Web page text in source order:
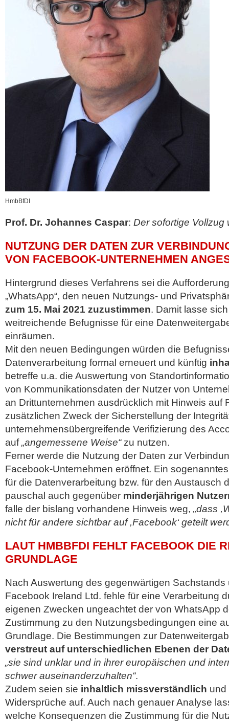
HmbBfDI
Prof. Dr. Johannes Caspar: Der sofortige Vollzug
NUTZUNG DER DATEN ZUR
VON FACEBOOK-UNTERNEHMEN
Hintergrund dieses Verfahrens sei die
„WhatsApp“, den neuen Nutzungs- und
zum 15. Mai 2021 zuzustimmen. Damit lasse
weitreichende Befugnisse für eine
einräumen.
Mit den neuen Bedingungen würden die
Datenverarbeitung formal erneuert und künftig
betreffe u.a. die Auswertung von
von Kommunikationsdaten der Nutzer von
an Drittunternehmen ausdrücklich mit Hinweis auf
zusätzlichen Zweck der Sicherstellung der
unternehmensübergreifende Verifizierung des
auf„angemessene Weise“zu nutzen.
Ferner werde die Nutzung der Daten zur
Facebook-Unternehmen eröffnet. Ein
für die Datenverarbeitung bzw. für den Austausch
pauschal auch gegenüber minderjährigen
falle der bislang vorhandene Hinweis weg, „dass
nicht für andere sichtbar auf ,Facebook‘ geteilt
LAUT HMBBFDI FEHLT FACEBOOK DIE
GRUNDLAGE
Nach Auswertung des gegenwärtigen Sachstands
Facebook Ireland Ltd. fehle für eine Verarbeitung
eigenen Zwecken ungeachtet der von WhatsApp
Zustimmung zu den Nutzungsbedingungen eine
Grundlage. Die Bestimmungen zur
verstreut auf unterschiedlichen Ebenen der
„sie sind unklar und in ihrer europäischen und
schwer auseinanderzuhalten“.
Zudem seien sie inhaltlich missverständlich und
Widersprüche auf. Auch nach genauer Analyse
welche Konsequenzen die Zustimmung für die